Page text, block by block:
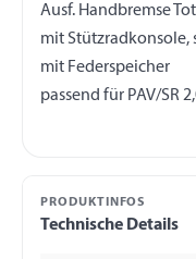
Ausf. Handbremse
mit Stützradkonsole,
mit Federspeicher
PRODUKTINFOS
Technische Details